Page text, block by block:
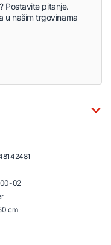
Postavite pitanje.
u našim trgovinama
02
cm